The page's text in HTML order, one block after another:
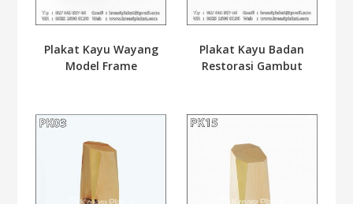
Plakat Kayu Wayang
Model Frame
Plakat Kayu Badan
Restorasi Gambut